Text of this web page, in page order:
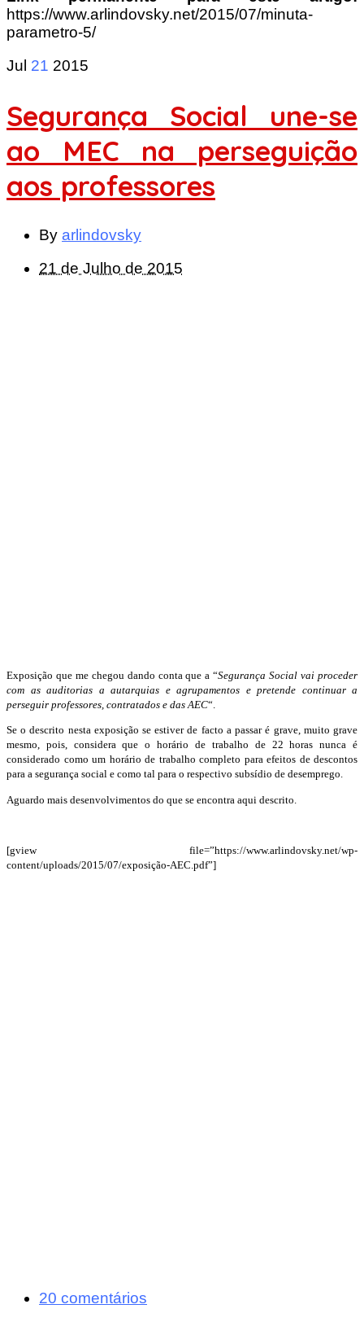
https://www.arlindovsky.net/2015/07/minuta-
parametro-5/
Jul 21 2015
Segurança Social une-se
ao MEC na perseguição
aos professores
By arlindovsky
21 de Julho de 2015
Exposição que me chegou dando conta que a “Segurança Social vai proceder
com as auditorias a autarquias e agrupamentos e pretende continuar a
perseguir professores, contratados e das AEC“.
Se o descrito nesta exposição se estiver de facto a passar é grave, muito grave
mesmo, pois, considera que o horário de trabalho de 22 horas nunca é
considerado como um horário de trabalho completo para efeitos de descontos
para a segurança social e como tal para o respectivo subsídio de desemprego.
Aguardo mais desenvolvimentos do que se encontra aqui descrito.
[gview file=”https://www.arlindovsky.net/wp-
content/uploads/2015/07/exposição-AEC.pdf”]
20 comentários